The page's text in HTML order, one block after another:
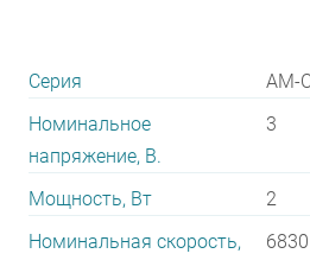
Серия
AM-
Номинальное
напряжение, В.
3
Мощность, Вт
2
Номинальная скорость,
6830